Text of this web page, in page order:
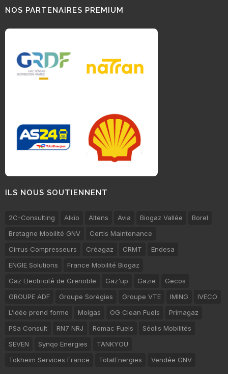
NOS PARTENAIRES PREMIUM
ILS NOUS SOUTIENNENT
2C-Consulting Alkio Altens Avia Biogaz Vallée
Borel
Bretagne Mobilité GNV
Certis Maintenance
Cirrus Compresseurs
Créagaz CRMT
Endesa
ENGIE Solutions
France Mobilité Biogaz
Gaz Electricité de Grenoble
Gaz'up Gazie
Gecos
GROUPE ADF
Groupe Sorégies Groupe VTE IMING
IVECO
L’idée prend forme
Molgas OG Clean Fuels
Primagaz
PSa Consult
RN7 NRJ Romac Fuels
Séolis Mobilités
SEVEN
Synqo Energies
TANKYOU
Tokheim Services France
TotalEnergies Vendée GNV